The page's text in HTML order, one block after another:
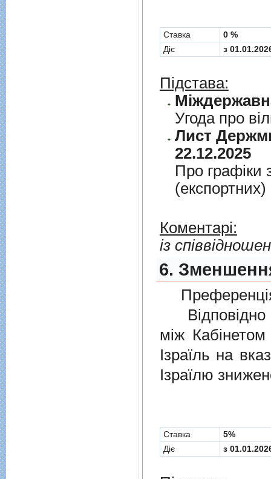
Cтавка
0 %
Діє
з
Підстава:
Угода про
Лист
22.12.2025
Про графiки
Коментарі:
із
6.
Відповідно
мiж Кабінетом
Ізраїль на
Ізраїлю
Cтавка
5%
Діє
з